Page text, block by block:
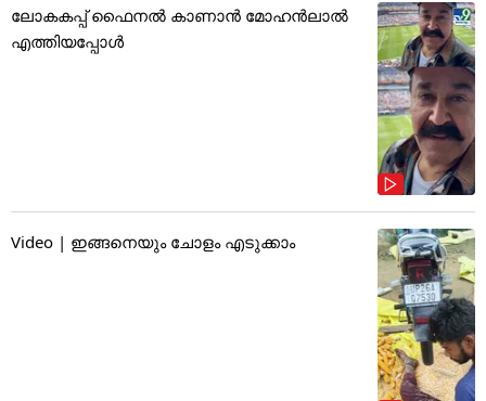
ലോകകപ്പ് ഫൈനൽ കാണാൻ മോഹൻലാൽ
എത്തിയപ്പോൾ
Video | ഇങ്ങനെയും ചോളം എടുക്കാം